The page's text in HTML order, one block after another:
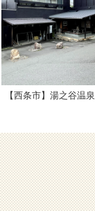
【西条市】湯之谷温泉